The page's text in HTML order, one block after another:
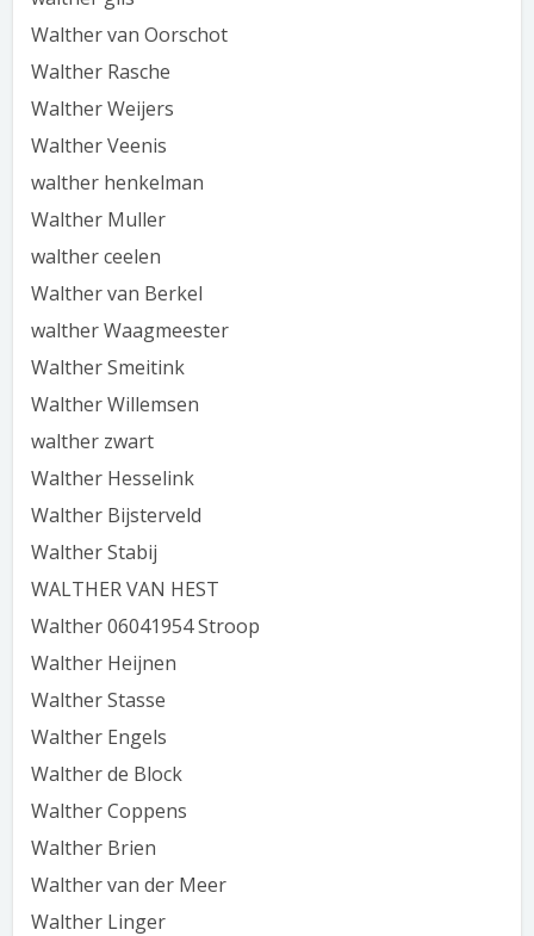
Walther van Oorschot
Walther Rasche
Walther Weijers
Walther Veenis
walther henkelman
Walther Muller
walther ceelen
Walther van Berkel
walther Waagmeester
Walther Smeitink
Walther Willemsen
walther zwart
Walther Hesselink
Walther Bijsterveld
Walther Stabij
WALTHER VAN HEST
Walther 06041954 Stroop
Walther Heijnen
Walther Stasse
Walther Engels
Walther de Block
Walther Coppens
Walther Brien
Walther van der Meer
Walther Linger